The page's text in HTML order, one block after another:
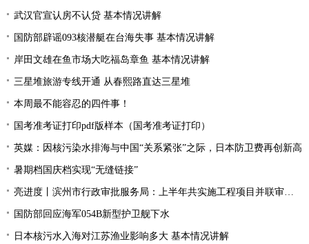
武汉官宣认房不认贷 基本情况讲解
国防部辟谣093核潜艇在台海失事 基本情况讲解
岸田文雄在鱼市场大吃福岛章鱼 基本情况讲解
三星堆旅游专线开通 从春熙路直达三星堆
本周最不能容忍的四件事！
国考准考证打印pdf版样本（国考准考证打印）
英媒：因核污染水排海与中国“关系紧张”之际，日本防卫费再创新高
暑期档国庆档实现“无缝链接”
亮进度丨滨州市行政审批服务局：上半年共实施工程项目并联审批9894件 并联审批率居全省第一位、办件量全省第二
国防部回应海军054B新型护卫舰下水
日本核污水入海对江苏渔业影响多大 基本情况讲解